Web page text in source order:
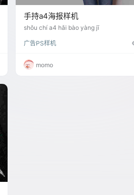
手持a4海报样机
shǒu chí a4 hǎi bào yàng jī
广告PS样机
momo